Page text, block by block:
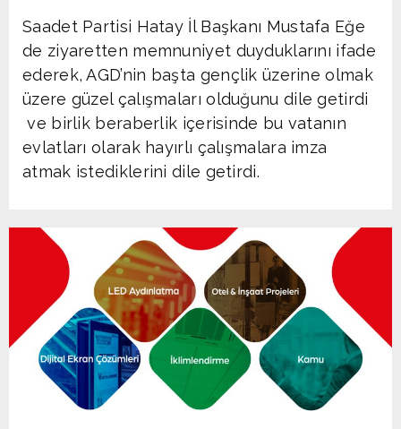
Saadet Partisi Hatay İl Başkanı Mustafa Eğe
de ziyaretten memnuniyet duyduklarını ifade
ederek, AGD’nin başta gençlik üzerine olmak
üzere güzel çalışmaları olduğunu dile getirdi
ve birlik beraberlik içerisinde bu vatanın
evlatları olarak hayırlı çalışmalara imza
atmak istediklerini dile getirdi.